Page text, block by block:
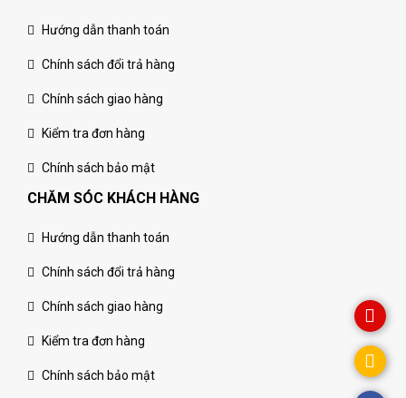
Hướng dẫn thanh toán
Chính sách đổi trả hàng
Chính sách giao hàng
Kiểm tra đơn hàng
Chính sách bảo mật
CHĂM SÓC KHÁCH HÀNG
Hướng dẫn thanh toán
Chính sách đổi trả hàng
Chính sách giao hàng
Kiểm tra đơn hàng
Chính sách bảo mật